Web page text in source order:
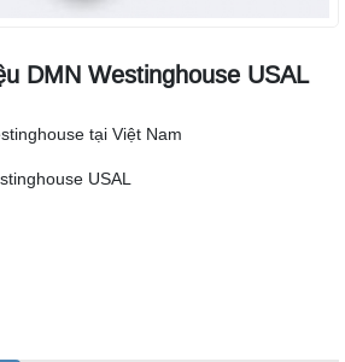
DMN Westinghouse USAL
tại Việt Nam
USAL